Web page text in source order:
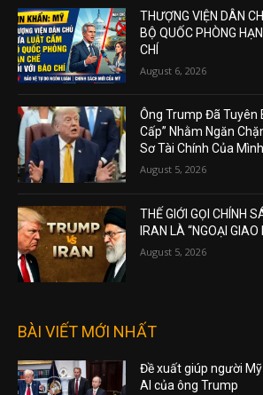
THƯỢNG VIỆN DÂN
BỘ QUỐC PHÒNG
CHÍ
August 6, 2026
Ông Trump Đã Tuyên
Cấp” Nhằm Ngăn
Sơ Tài Chính Của
August 5, 2026
THẾ GIỚI GỌI CHÍNH
IRAN LÀ “NGOẠI
August 5, 2026
BÀI VIẾT MỚI NHẤT
Đề xuất giúp người
AI của ông Trump